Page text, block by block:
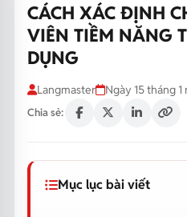
CÁCH XÁC ĐỊNH
VIÊN TIỀM NĂNG
DỤNG
Langmaster Ngày 15 tháng 1
Chia sẻ:
Mục lục bài viết